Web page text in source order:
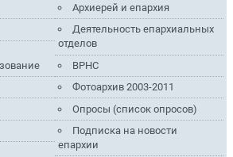
Архиерей и епархия
Деятельность епархиальных
отделов
ВРНС
Фотоархив 2003-2011
Опросы (список опросов)
Подписка на новости
епархии